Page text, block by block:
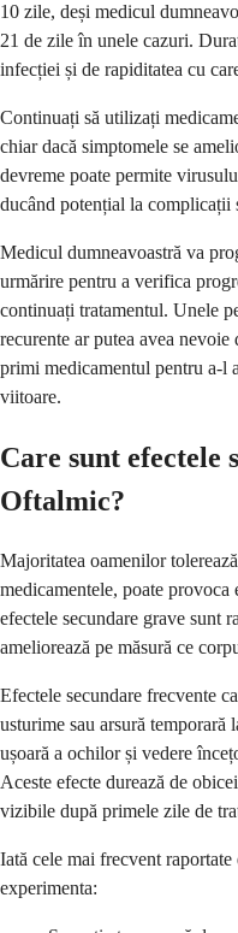
10 zile, deși medicul
21 de zile în unele cazuri.
infecției și de rapiditatea cu
Continuați să utilizați
chiar dacă simptomele se
devreme poate permite
ducând potențial la complicații
Medicul dumneavoastră va
urmărire pentru a verifica
continuați tratamentul. Unele
recurente ar putea avea
primi medicamentul pentru a-l
viitoare.
Care sunt efectele
Oftalmic?
Majoritatea oamenilor
medicamentele, poate provoca
efectele secundare grave sunt
ameliorează pe măsură ce
Efectele secundare frecvente
usturime sau arsură
ușoară a ochilor și vedere
Aceste efecte durează de
vizibile după primele zile de
Iată cele mai frecvent raportate
experimenta: